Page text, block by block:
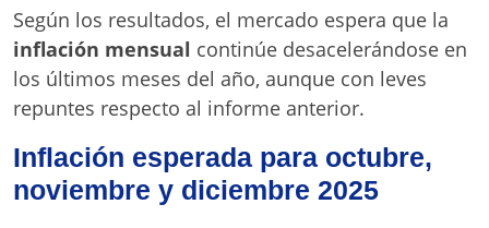
Según los resultados, el mercado espera que la
inflación mensual continúe desacelerándose en
los últimos meses del año, aunque con leves
repuntes respecto al informe anterior.
Inflación esperada para octubre,
noviembre y diciembre 2025